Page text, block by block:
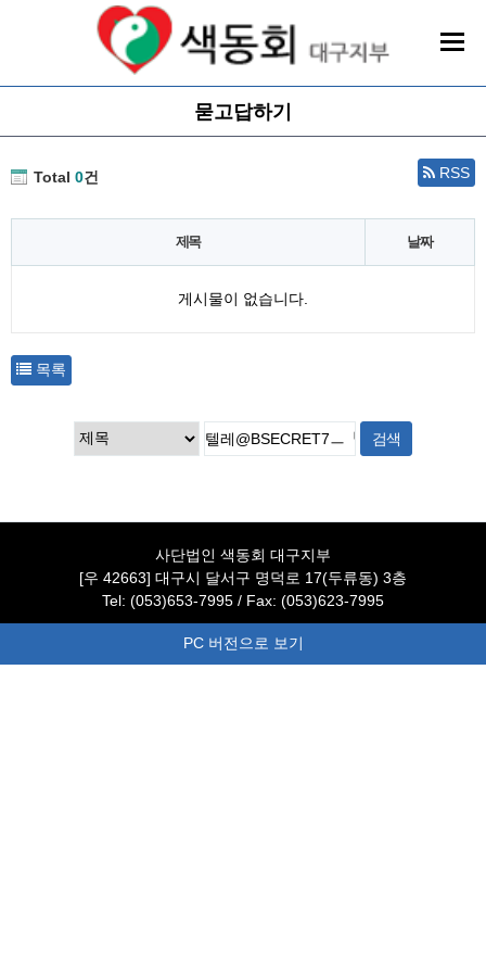
묻고답하기
Total 0건 RSS
제목 날짜
게시물이 없습니다.
목록
사단법인 색동회 대구지부
[우 42663] 대구시 달서구 명덕로 17(두류동) 3층
Tel: (053)653-7995 / Fax: (053)623-7995
PC 버전으로 보기